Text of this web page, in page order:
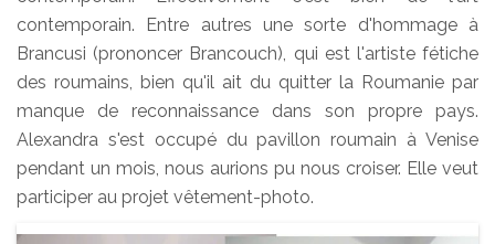
contemporain. Entre autres une sorte d'hommage à
Brancusi (prononcer Brancouch), qui est l'artiste fétiche
des roumains, bien qu'il ait du quitter la Roumanie par
manque de reconnaissance dans son propre pays.
Alexandra s'est occupé du pavillon roumain à Venise
pendant un mois, nous aurions pu nous croiser. Elle veut
participer au projet vêtement-photo.